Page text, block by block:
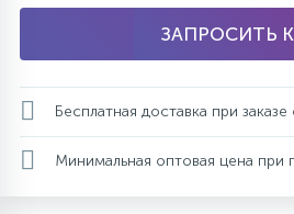
ЗАПРОСИТЬ
Бесплатная доставка при
Минимальная оптовая цена при